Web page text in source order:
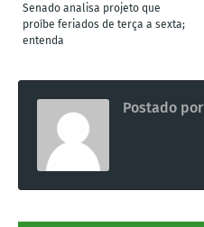
Senado analisa projeto que
proíbe feriados de terça a sexta;
entenda
Postado por